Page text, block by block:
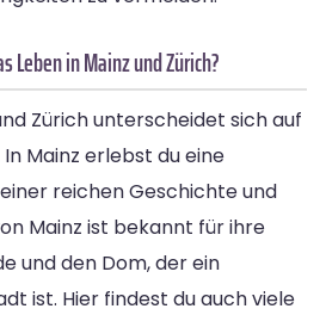
Leben in Mainz und Zürich?
Zürich unterscheidet sich auf
Mainz erlebst du eine
reichen Geschichte und
Mainz ist bekannt für ihre
und den Dom, der ein
ist. Hier findest du auch viele